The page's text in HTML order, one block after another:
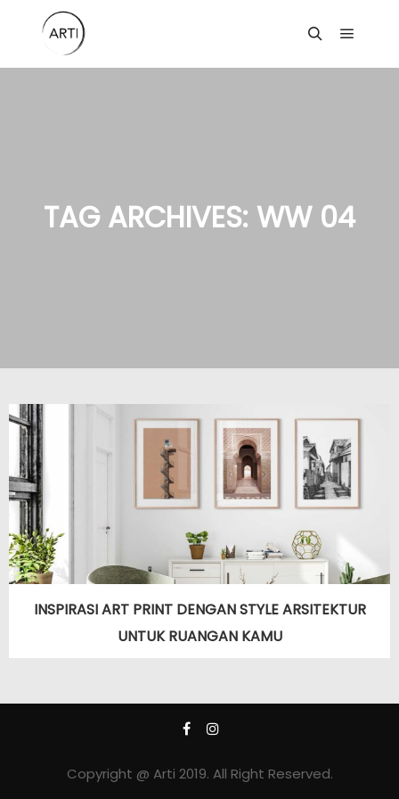
TAG ARCHIVES: WW 04
INSPIRASI ART PRINT DENGAN STYLE ARSITEKTUR
UNTUK RUANGAN KAMU
Copyright @ Arti 2019. All Right Reserved.